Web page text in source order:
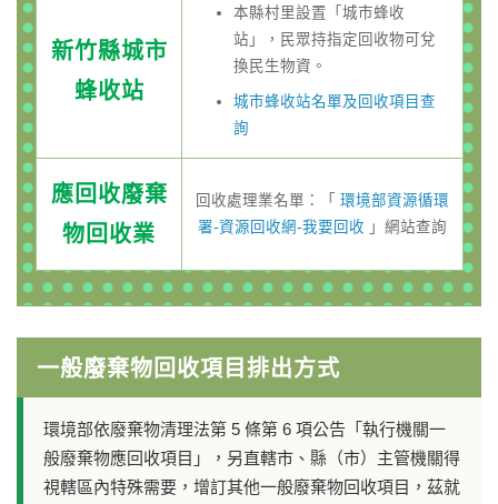
新竹縣城市
蜂收站
本縣村里設置「城市蜂收
站」，民眾持指定回收物可兌
換民生物資。
城市蜂收站名單及回收項目查
詢
應回收廢棄
物回收業
回收處理業名單：「 環境部資源循環
署-資源回收網-我要回收 」網站查詢
一般廢棄物回收項目排出方式
環境部依廢棄物清理法第 5 條第 6 項公告「執行機關一
般廢棄物應回收項目」，另直轄市、縣（市）主管機關得
視轄區內特殊需要，增訂其他一般廢棄物回收項目，茲就